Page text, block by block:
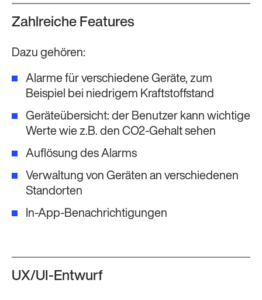
Zahlreiche Features
Dazu gehören:
Alarme für verschiedene Geräte, zum
Beispiel bei niedrigem Kraftstoffstand
Geräteübersicht: der Benutzer kann wichtige
Werte wie z.B. den CO2-Gehalt sehen
Auflösung des Alarms
Verwaltung von Geräten an verschiedenen
Standorten
In-App-Benachrichtigungen
UX/UI-Entwurf